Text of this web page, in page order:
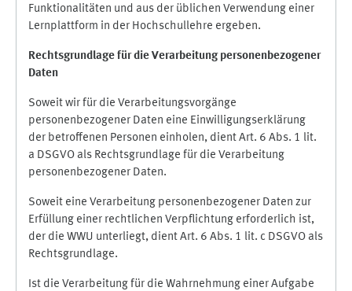
Funktionalitäten und aus der üblichen Verwendung einer
Lernplattform in der Hochschullehre ergeben.
Rechtsgrundlage für die Verarbeitung personenbezogener
Daten
Soweit wir für die Verarbeitungsvorgänge
personenbezogener Daten eine Einwilligungserklärung
der betroffenen Personen einholen, dient Art. 6 Abs. 1 lit.
a DSGVO als Rechtsgrundlage für die Verarbeitung
personenbezogener Daten.
Soweit eine Verarbeitung personenbezogener Daten zur
Erfüllung einer rechtlichen Verpflichtung erforderlich ist,
der die WWU unterliegt, dient Art. 6 Abs. 1 lit. c DSGVO als
Rechtsgrundlage.
Ist die Verarbeitung für die Wahrnehmung einer Aufgabe